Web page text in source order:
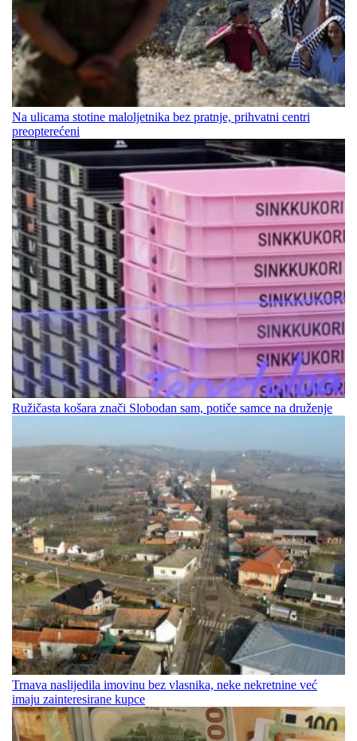
Na ulicama stotine maloljetnika bez pratnje, prihvatni centri
preopterećeni
Ružičasta košara znači Slobodan sam, potiče samce na druženje
Trnava naslijedila imovinu bez vlasnika, neke nekretnine već
imaju zainteresirane kupce